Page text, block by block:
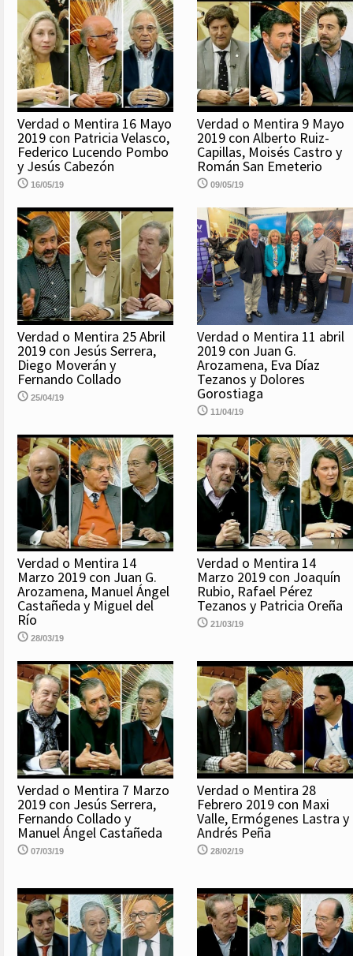
Verdad o Mentira 16 Mayo
2019 con Patricia Velasco,
Federico Lucendo Pombo
y Jesús Cabezón
16/05/19
Verdad o Mentira 9 Mayo
2019 con Alberto Ruiz-
Capillas, Moisés Castro y
Román San Emeterio
09/05/19
Verdad o Mentira 25 Abril
2019 con Jesús Serrera,
Diego Moverán y
Fernando Collado
25/04/19
Verdad o Mentira 11 abril
2019 con Juan G.
Arozamena, Eva Díaz
Tezanos y Dolores
Gorostiaga
11/04/19
Verdad o Mentira 14
Marzo 2019 con Juan G.
Arozamena, Manuel Ángel
Castañeda y Miguel del
Río
28/03/19
Verdad o Mentira 14
Marzo 2019 con Joaquín
Rubio, Rafael Pérez
Tezanos y Patricia Oreña
21/03/19
Verdad o Mentira 7 Marzo
2019 con Jesús Serrera,
Fernando Collado y
Manuel Ángel Castañeda
07/03/19
Verdad o Mentira 28
Febrero 2019 con Maxi
Valle, Ermógenes Lastra y
Andrés Peña
28/02/19